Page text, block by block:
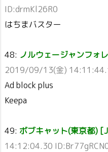
ID:drmKl26R0
はちまバスター
48: ノルウェージャンフォ
2019/09/13(金)
Ad block plus
Keepa
49: ボブキャット(東京都)
14:12:04.30